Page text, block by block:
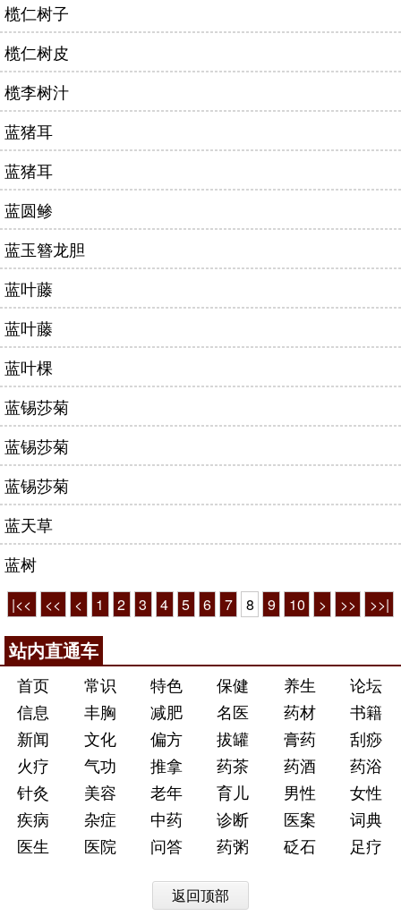
榄仁树子
榄仁树皮
榄李树汁
蓝猪耳
蓝猪耳
蓝圆鲹
蓝玉簪龙胆
蓝叶藤
蓝叶藤
蓝叶棵
蓝锡莎菊
蓝锡莎菊
蓝锡莎菊
蓝天草
蓝树
|<< << < 1 2 3 4 5 6 7 8 9 10 > >> >>|
站内直通车
首页 常识 特色 保健 养生
论坛
信息
丰胸 减肥 名医 药材
书籍
新闻
文化 偏方 拔罐 膏药
刮痧
火疗
气功 推拿 药茶 药酒
药浴
针灸
美容 老年 育儿 男性
女性
疾病
杂症 中药 诊断 医案
词典
医生
医院 问答 药粥 砭石 足疗
返回顶部